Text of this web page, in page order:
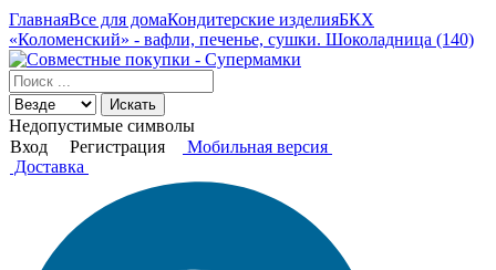
ГлавнаяВсе для домаКондитерские изделияБКХ
«Коломенский» - вафли, печенье, сушки. Шоколадница (140)
Искать
Недопустимые символы
Вход
Регистрация
Мобильная версия
Доставка